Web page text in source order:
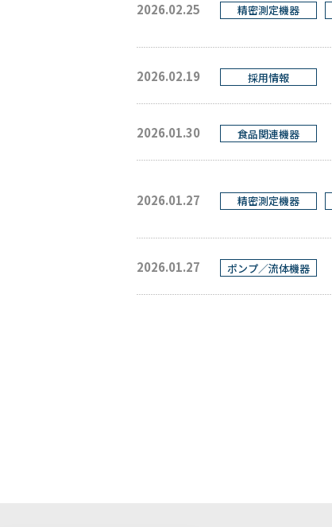
2026.02.25 精密測定機器
2026.02.19 採用情報
2026.01.30 食品関連機器
2026.01.27 精密測定機器
2026.01.27 ポンプ／流体機器